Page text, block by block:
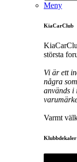
Meny
KiaCarClub
största
Vi är ett
några
används i
Varmt
Klubbdekaler